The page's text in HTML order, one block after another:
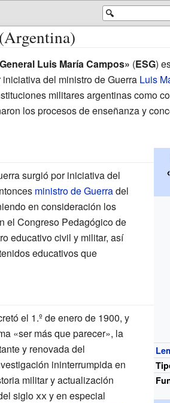
🔍
Luis María Campos» (ESG)
del ministro de Guerra Luis
militares argentinas como
los procesos de enseñanza y
surgió por iniciativa del
ministro de Guerradel
en consideración los
el Congreso Pedagógico de
educativo civil y militar, así
educativos que
el 1.º de enero de 1900, y
«ser más que parecer», la
y renovada del
ininterrumpida en
militar y actualización
sigloxx y en especial